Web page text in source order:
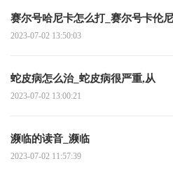
赛尔号哈尼卡怎么打_赛尔号卡伦
2023-07-02 13:50:03
蛇皮病怎么治_蛇皮病很严重,从
2023-07-02 13:00:21
濒临的读音_濒临
2023-07-02 11:57:39